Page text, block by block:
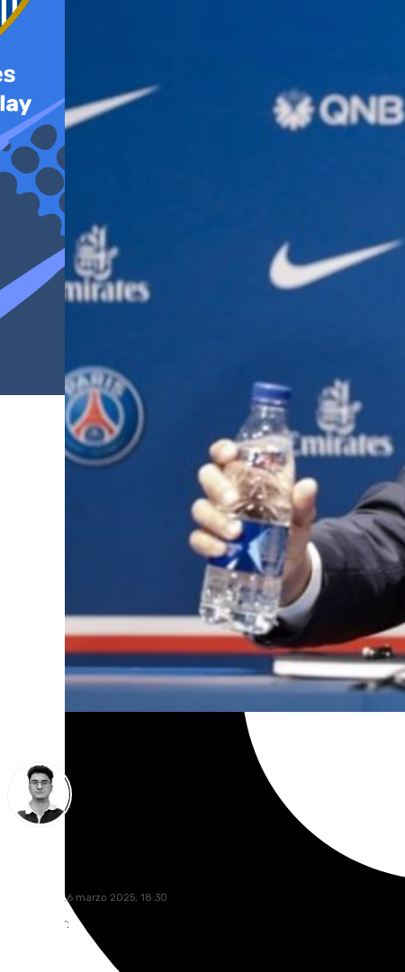
miércoles, 26 marzo 2025, 18:30
Compartir: